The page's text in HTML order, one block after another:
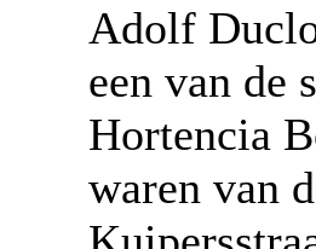
Adolf
een van de
Hortencia
waren van